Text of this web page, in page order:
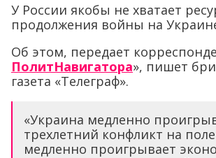
У России якобы не хватает
продолжения войны на
Об этом, передает
ПолитНавигатора», пишет
газета «Телеграф».
«Украина медленно
трехлетний конфликт на
медленно проигрывает